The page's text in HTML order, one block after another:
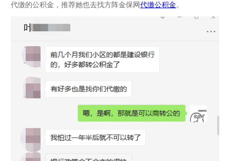
代缴的公积金，推荐她也去找方阵金保网代缴公积金。